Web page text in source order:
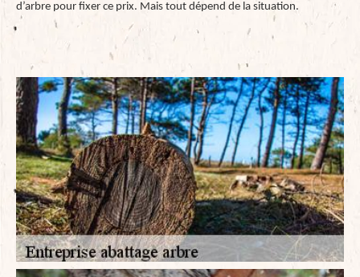
d’arbre pour fixer ce prix. Mais tout dépend de la situation.